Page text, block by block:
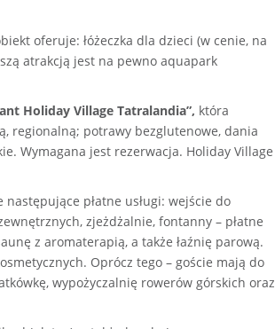
oferuje: łóżeczka dla dzieci (w cenie, na
atrakcją jest na pewno aquapark
Holiday Village Tatralandia”, która
regionalną; potrawy bezglutenowe, dania
Wymagana jest rezerwacja. Holiday Village
płatne usługi: wejście do
zjeżdżalnie, fontanny – płatne
z aromaterapią, a także łaźnię parową.
Oprócz tego – goście mają do
wypożyczalnię rowerów górskich oraz